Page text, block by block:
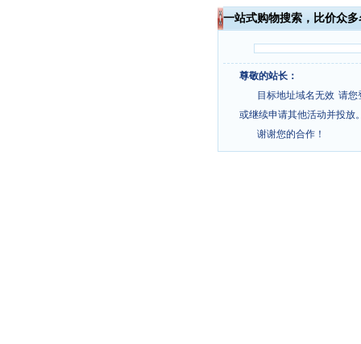
一站式购物搜索，比价众
尊敬的站长：
目标地址域名无效 请您
或继续申请其他活动并投放
谢谢您的合作！